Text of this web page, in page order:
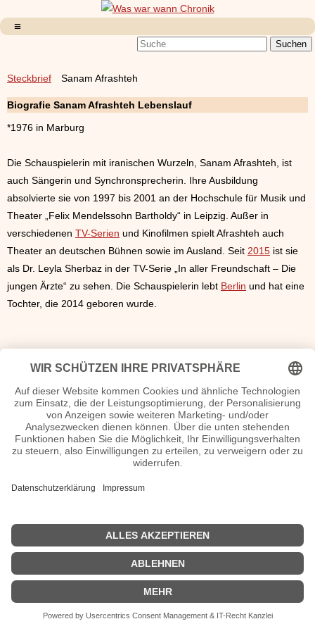
Steckbrief Sanam Afrashteh
Biografie Sanam Afrashteh Lebenslauf
*1976 in Marburg
Die Schauspielerin mit iranischen Wurzeln, Sanam Afrashteh, ist
auch Sängerin und Synchronsprecherin. Ihre Ausbildung
absolvierte sie von 1997 bis 2001 an der Hochschule für Musik und
Theater „Felix Mendelssohn Bartholdy“ in Leipzig. Außer in
verschiedenen TV-Serien und Kinofilmen spielt Afrashteh auch
Theater an deutschen Bühnen sowie im Ausland. Seit 2015 ist sie
als Dr. Leyla Sherbaz in der TV-Serie „In aller Freundschaft – Die
jungen Ärzte“ zu sehen. Die Schauspielerin lebt Berlin und hat eine
Tochter, die 2014 geboren wurde.
Kinder etc.
n.n.v. - Die offizielle Sanam Afrashteh Homepage
Movies Sanam Afrashteh Filme
Lindenstraße
| Biografie kurz |Personen|